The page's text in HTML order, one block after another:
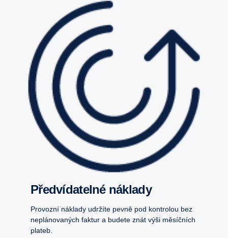
Předvídatelné náklady
Provozní náklady udržíte pevně pod kontrolou bez
neplánovaných faktur a budete znát výši měsíčních
plateb.